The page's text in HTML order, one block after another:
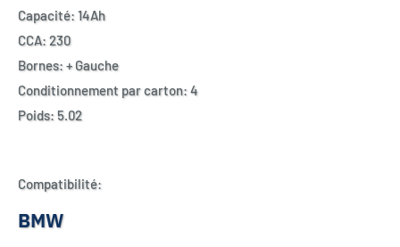
Capacité: 14Ah
CCA: 230
Bornes: + Gauche
Conditionnement par carton: 4
Poids: 5.02
Compatibilité:
BMW